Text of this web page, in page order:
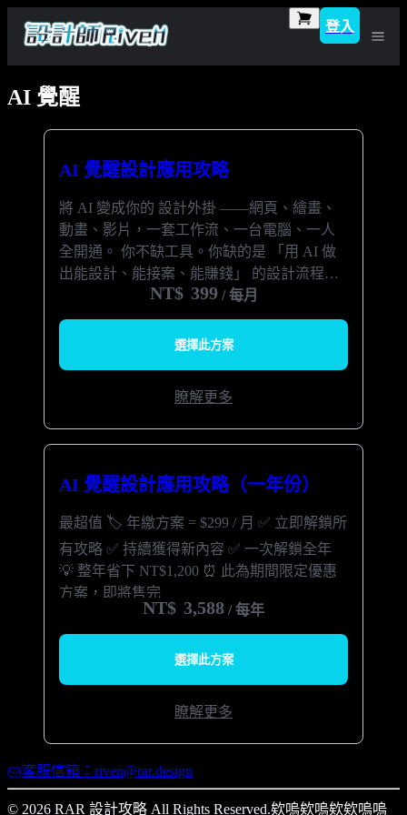
登入
AI 覺醒
AI 覺醒設計應用攻略
將 AI 變成你的 設計外掛 ——網頁、繪畫、
動畫、影片，一套工作流、一台電腦、一人
全開通。 你不缺工具。你缺的是 「用 AI 做
出能設計、能接案、能賺錢」 的設計流程。
這門訂閱制設計攻略就是要幫你做到這件事
——讓 AI 產出不再停在靈感與焦慮，而是變
NT$ 399 / 每月
選擇此方案
瞭解更多
AI 覺醒設計應用攻略（一年份）
最超值 🏷️ 年繳方案 = $299 / 月 ✅ 立即解鎖所
有攻略 ✅ 持續獲得新內容 ✅ 一次解鎖全年
💡 整年省下 NT$1,200 ⏰ 此為期間限定優惠
方案，即將售完
NT$ 3,588 / 每年
選擇此方案
瞭解更多
客服信箱：riven@rar.design
© 2026 RAR 設計攻略 All Rights Reserved.欸嗚欸嗚欸欸嗚嗚